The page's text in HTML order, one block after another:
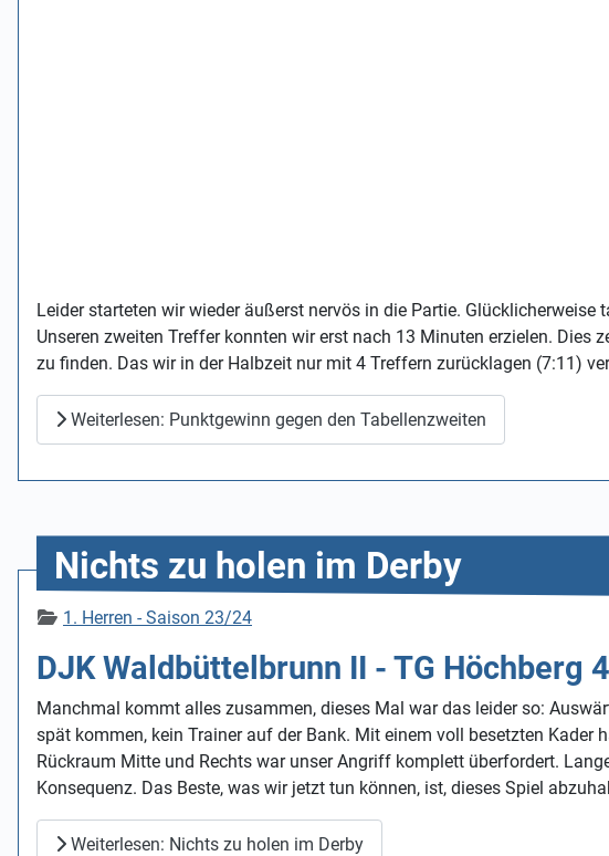
Leider starteten wir wieder äußerst nervös in die Partie.
Unseren zweiten Treffer konnten wir erst nach 13 Minuten erzielen. Dies
zu finden. Das wir in der Halbzeit nur mit 4 Treffern zurücklagen (7:11)
Weiterlesen: Punktgewinn gegen den Tabellenzweiten
Nichts zu holen im Derby
Details1. Herren - Saison 23/24
DJK Waldbüttelbrunn II - TG Höchberg
Manchmal kommt alles zusammen, dieses Mal war das leider so:
spät kommen, kein Trainer auf der Bank. Mit einem voll besetzten
Rückraum Mitte und Rechts war unser Angriff komplett überfordert.
Konsequenz. Das Beste, was wir jetzt tun können, ist, dieses Spiel
Weiterlesen: Nichts zu holen im Derby